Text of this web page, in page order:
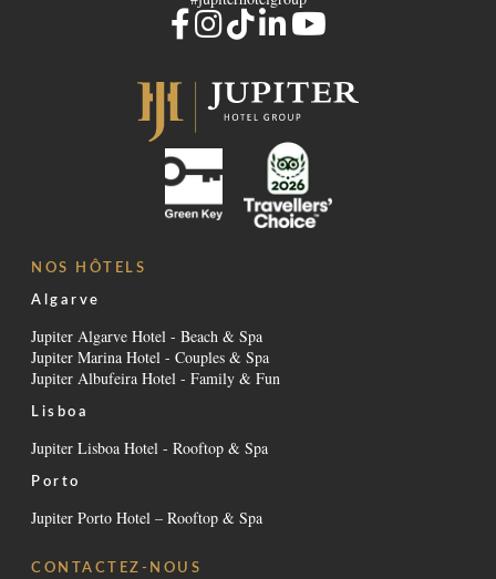
NOS HÔTELS
Algarve
Jupiter Algarve Hotel - Beach & Spa
Jupiter Marina Hotel - Couples & Spa
Jupiter Albufeira Hotel - Family & Fun
Lisboa
Jupiter Lisboa Hotel - Rooftop & Spa
Porto
Jupiter Porto Hotel – Rooftop & Spa
CONTACTEZ-NOUS